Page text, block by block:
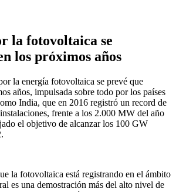
la fotovoltaica se
los próximos años
la energía fotovoltaica se prevé que
años, impulsada sobre todo por los países
India, que en 2016 registró un record de
frente a los 2.000 MW del año
el objetivo de alcanzar los 100 GW
la fotovoltaica está registrando en el ámbito
es una demostración más del alto nivel de